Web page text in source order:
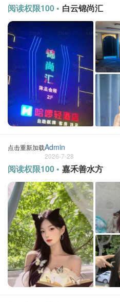
阅读权限100 • 白云锦尚汇
点击重新加载Admin
2026-7-28
阅读权限100 • 嘉禾善水方